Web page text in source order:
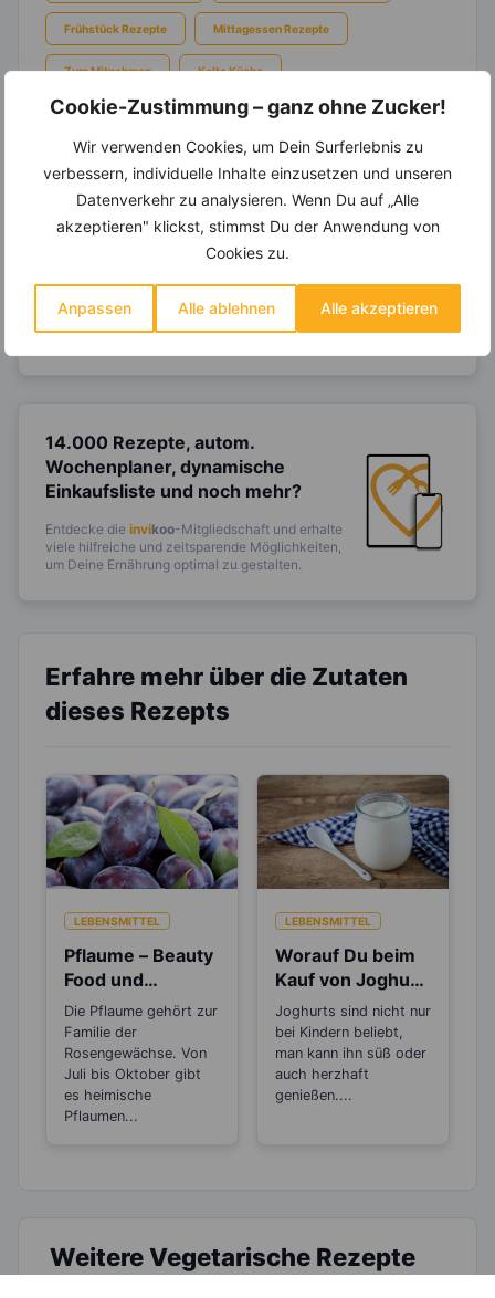
Cookie-Zustimmung – ganz ohne Zucker!
Wir verwenden Cookies, um Dein Surferlebnis zu
verbessern, individuelle Inhalte einzusetzen und unseren
Datenverkehr zu analysieren. Wenn Du auf „Alle
akzeptieren" klickst, stimmst Du der Anwendung von
Cookies zu.
Anpassen Alle ablehnen Alle akzeptieren
Frühstück Rezepte Mittagessen Rezepte
Zum Mitnehmen Kalte Küche
Ein Ernährungsplan auf Dich
abgestimmt nur mit Deinen
eigenen Rezepten?
Erstelle Dir Deinen eigenen, individuellen
Ernährungsplan nur mit Deinen
Lieblingsrezepten auf Basis des gesamten
14.000 Rezepte, autom.
Wochenplaner, dynamische
Einkaufsliste und noch mehr?
Entdecke die invikoo-Mitgliedschaft und erhalte
viele hilfreiche und zeitsparende Möglichkeiten,
um Deine Ernährung optimal zu gestalten.
Erfahre mehr über die Zutaten
dieses Rezepts
LEBENSMITTEL
Pflaume – Beauty
Food und
Gesundheitselixie
r dank
Anthocyanen
Die Pflaume gehört zur
Familie der
Rosengewächse. Von
Juli bis Oktober gibt
es heimische
Pflaumen...
LEBENSMITTEL
Worauf Du beim
Kauf von Joghurt
achten solltest
Joghurts sind nicht nur
bei Kindern beliebt,
man kann ihn süß oder
auch herzhaft
genießen....
Weitere Vegetarische Rezepte